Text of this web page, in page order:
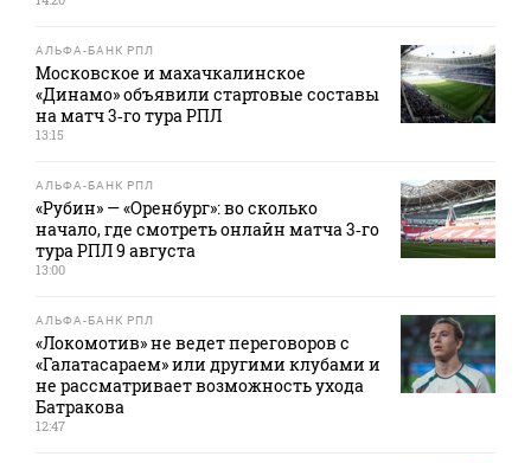
АЛЬФА-БАНК РПЛ
Московское и махачкалинское
«Динамо» объявили стартовые составы
на матч 3‑го тура РПЛ
13:15
АЛЬФА-БАНК РПЛ
«Рубин» — «Оренбург»: во сколько
начало, где смотреть онлайн матча 3‑го
тура РПЛ 9 августа
13:00
АЛЬФА-БАНК РПЛ
«Локомотив» не ведет переговоров с
«Галатасараем» или другими клубами и
не рассматривает возможность ухода
Батракова
12:47